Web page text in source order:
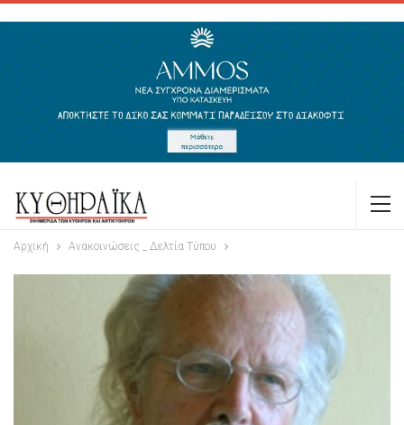
Αρχική Ανακοινώσεις _ Δελτία Τύπου